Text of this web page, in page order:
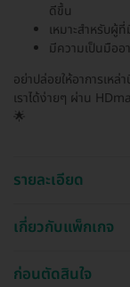
ดีขึ้น
เหมาะสำหรับ
มีความเป็นมืออ
อย่าปล่อยให้อาการเห
เราได้ง่ายๆ ผ่าน
🌟
รายละเอียด
เกี่ยวกับแพ็กเกจ
ก่อนตัดสินใจ